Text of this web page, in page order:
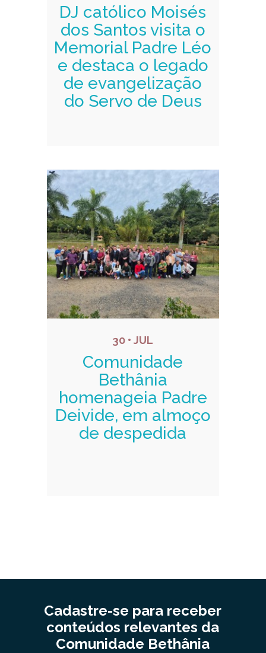
DJ católico Moisés
dos Santos visita o
Memorial Padre Léo
e destaca o legado
de evangelização
do Servo de Deus
30 • JUL
Comunidade
Bethânia
homenageia Padre
Deivide, em almoço
de despedida
Cadastre-se para receber
conteúdos relevantes da
Comunidade Bethânia